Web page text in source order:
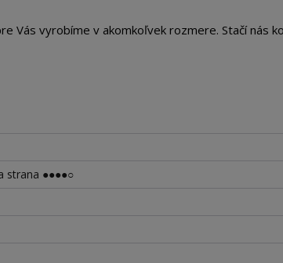
Vás vyrobíme v akomkoľvek rozmere. Stačí nás
strana ●●●●○